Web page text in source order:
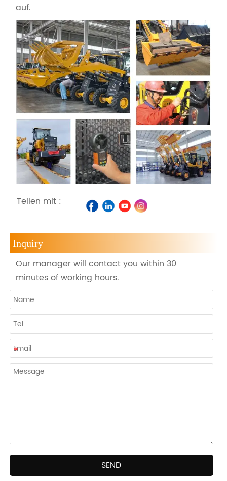
auf.
Teilen mit :
Inquiry
Our manager will contact you within 30
minutes of working hours.
SEND